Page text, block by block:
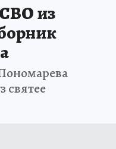
из
святее